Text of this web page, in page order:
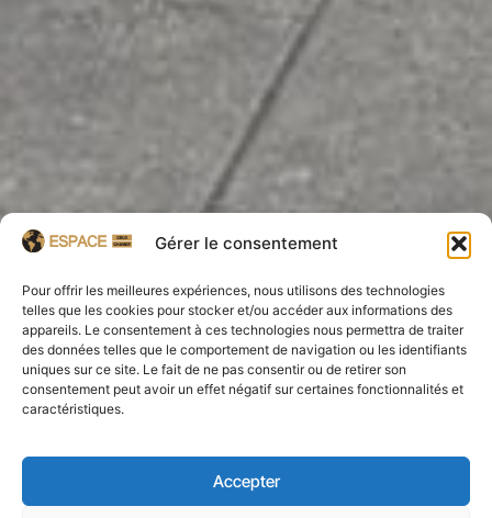
Gérer le consentement
Pour offrir les meilleures expériences, nous utilisons des technologies
telles que les cookies pour stocker et/ou accéder aux informations des
appareils. Le consentement à ces technologies nous permettra de traiter
des données telles que le comportement de navigation ou les identifiants
uniques sur ce site. Le fait de ne pas consentir ou de retirer son
consentement peut avoir un effet négatif sur certaines fonctionnalités et
caractéristiques.
Accepter